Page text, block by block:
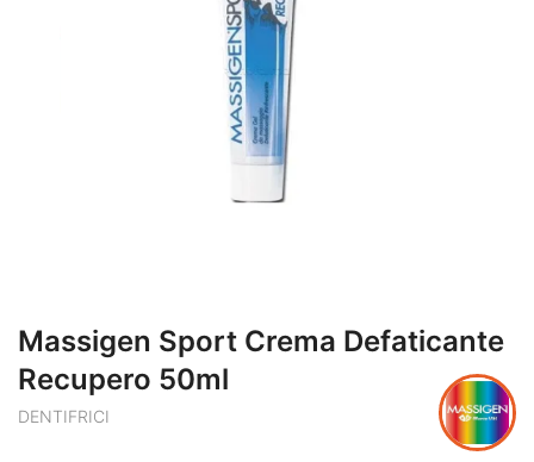
Massigen Sport Crema Defaticante
Recupero 50ml
DENTIFRICI